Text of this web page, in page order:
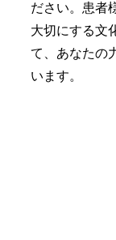
ださい。患者
大切にする文
て、あなたの
います。